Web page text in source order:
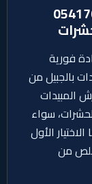
0541706873
بالجبيل 0541706873 | ابادة فورية
بالجبيل من
المبيدات
سواء
الأول
من